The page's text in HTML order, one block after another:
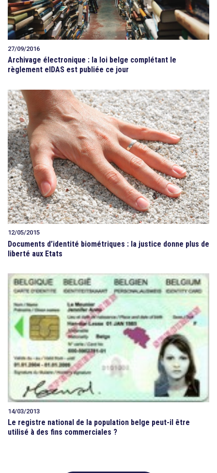
27/09/2016
Archivage électronique : la loi belge complétant le
règlement eIDAS est publiée ce jour
12/05/2015
Documents d’identité biométriques : la justice donne plus de
liberté aux Etats
14/03/2013
Le registre national de la population belge peut-il être
utilisé à des fins commerciales ?